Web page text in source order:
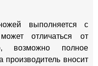
выполняется с
отличаться от
возможно полное
производитель вносит